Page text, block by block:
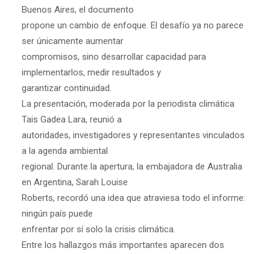
Buenos Aires, el documento
propone un cambio de enfoque. El desafío ya no parece
ser únicamente aumentar
compromisos, sino desarrollar capacidad para
implementarlos, medir resultados y
garantizar continuidad.
La presentación, moderada por la periodista climática
Tais Gadea Lara, reunió a
autoridades, investigadores y representantes vinculados
a la agenda ambiental
regional. Durante la apertura, la embajadora de Australia
en Argentina, Sarah Louise
Roberts, recordó una idea que atraviesa todo el informe:
ningún país puede
enfrentar por sí solo la crisis climática.
Entre los hallazgos más importantes aparecen dos